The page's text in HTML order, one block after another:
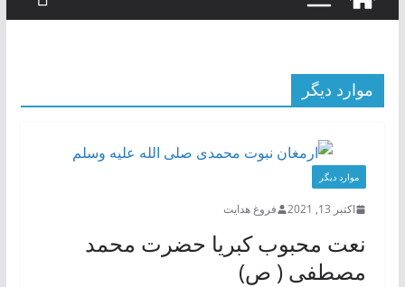
موارد دیگر
موارد دیگر
اکتبر 13, 2021 فروغ هدایت
نعت محبوب کبریا حضرت محمد
مصطفی ( ص)